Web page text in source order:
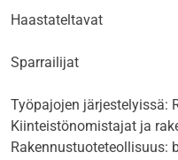
Haastateltavat
Sparrailijat
Työpajojen järjestelyissä:
Kiinteistönomistajat ja
Rakennustuoteteollisuus: